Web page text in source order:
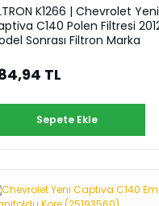
K1266 | Chevrolet Yeni
C140 Polen Filtresi 2012
Sonrası Filtron Marka
TL
Sepete Ekle